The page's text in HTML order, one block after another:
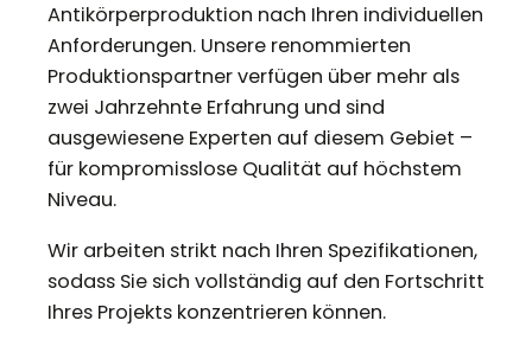
Antikörperproduktion nach Ihren individuellen
Anforderungen. Unsere renommierten
Produktionspartner verfügen über mehr als
zwei Jahrzehnte Erfahrung und sind
ausgewiesene Experten auf diesem Gebiet –
für kompromisslose Qualität auf höchstem
Niveau.
Wir arbeiten strikt nach Ihren Spezifikationen,
sodass Sie sich vollständig auf den Fortschritt
Ihres Projekts konzentrieren können.